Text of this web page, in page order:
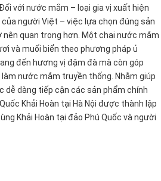
với nước mắm – loại gia vị xuất hiện
người Việt – việc lựa chọn đúng sản
quan trọng hơn. Một chai nước mắm
và muối biển theo phương pháp ủ
đến hương vị đậm đà mà còn góp
nước mắm truyền thống. Nhằm giúp
dễ dàng tiếp cận các sản phẩm chính
Khải Hoàn tại Hà Nội được thành lập
Khải Hoàn tại đảo Phú Quốc và người